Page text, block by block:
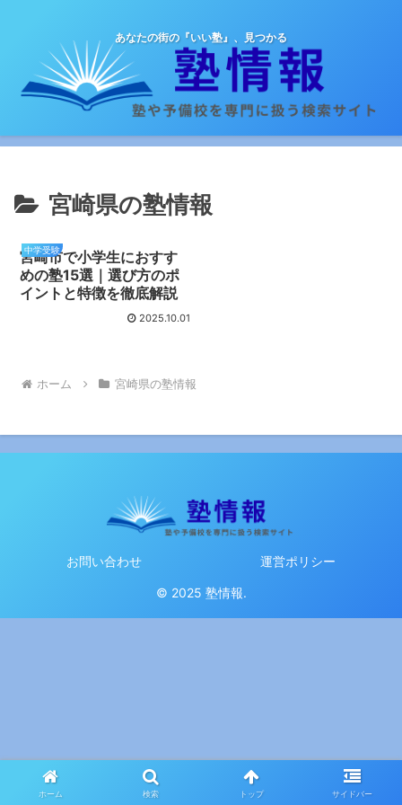
あなたの街の『いい塾』、見つかる
宮崎県の塾情報
中学受験
宮崎市で小学生におすす
めの塾15選｜選び方のポ
イントと特徴を徹底解説
2025.10.01
ホーム 宮崎県の塾情報
お問い合わせ 運営ポリシー
© 2025 塾情報.
ホーム 検索 トップ サイドバー